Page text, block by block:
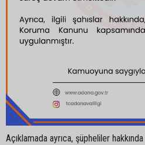
Açıklamada ayrıca, şüpheliler hakkında